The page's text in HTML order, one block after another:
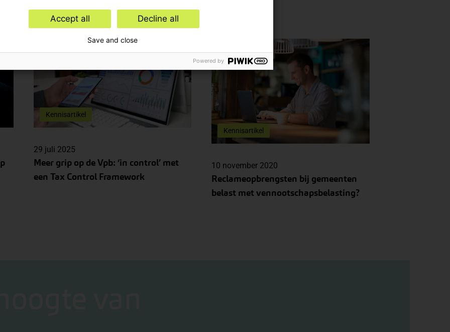
Kennisartikel
29 juli 2025
Meer grip op de Vpb: ‘in control’ met
een Tax Control Framework
Kennisartikel
10 november 2020
Reclameopbrengsten bij gemeenten
belast met vennootschapsbelasting?
Accept all Decline all
Save and close
Powered by